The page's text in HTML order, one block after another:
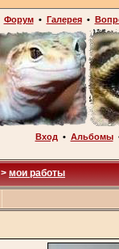
Форум• Галерея•
Вход • Альбомы
> мои работы